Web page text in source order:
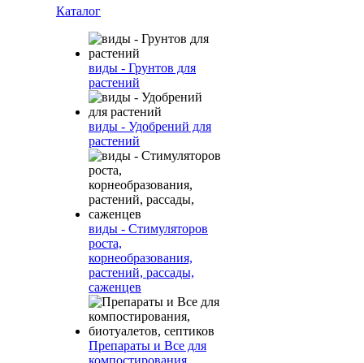
Каталог
виды - Грунтов для
растений
виды - Удобрений для
растений
виды - Стимуляторов
роста,
корнеобразования,
растений, рассады,
саженцев
Препараты и Все для
компостирования,